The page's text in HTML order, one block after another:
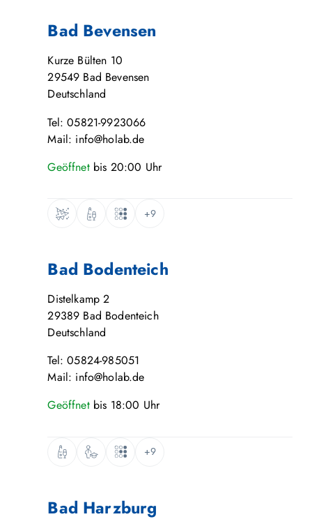
Bad Bevensen
Kurze Bülten 10
29549 Bad Bevensen
Deutschland
Tel: 05821-9923066
Mail: info@holab.de
Geöffnet bis 20:00 Uhr
+9
Bad Bodenteich
Distelkamp 2
29389 Bad Bodenteich
Deutschland
Tel: 05824-985051
Mail: info@holab.de
Geöffnet bis 18:00 Uhr
+9
Bad Harzburg